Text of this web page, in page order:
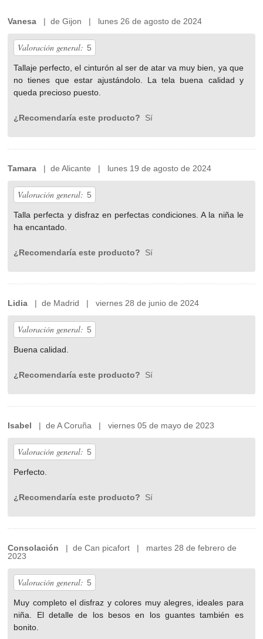
Vanesa | de Gijon | lunes 26 de agosto de 2024
Valoración general: 5
Tallaje perfecto, el cinturón al ser de atar va muy bien, ya que
no tienes que estar ajustándolo. La tela buena calidad y
queda precioso puesto.
¿Recomendaría este producto? Sí
Tamara | de Alicante | lunes 19 de agosto de 2024
Valoración general: 5
Talla perfecta y disfraz en perfectas condiciones. A la niña le
ha encantado.
¿Recomendaría este producto? Sí
Lidia | de Madrid | viernes 28 de junio de 2024
Valoración general: 5
Buena calidad.
¿Recomendaría este producto? Sí
Isabel | de A Coruña | viernes 05 de mayo de 2023
Valoración general: 5
Perfecto.
¿Recomendaría este producto? Sí
Consolación | de Can picafort | martes 28 de febrero de
2023
Valoración general: 5
Muy completo el disfraz y colores muy alegres, ideales para
niña. El detalle de los besos en los guantes también es
bonito.